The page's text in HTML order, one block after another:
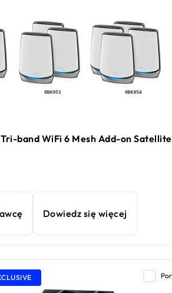
band WiFi 6 Mesh Add-on
Dowiedz się więcej